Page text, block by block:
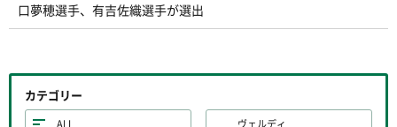
口夢穂選手、有吉佐織選手が選出
カテゴリー
ALL ヴェルディ